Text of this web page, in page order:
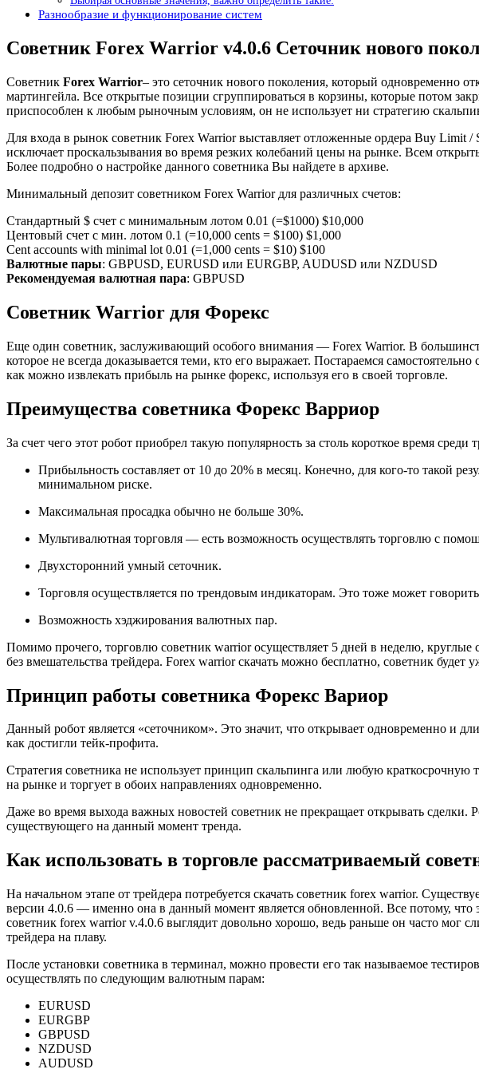
Разнообразие и функционирование систем
Советник Forex Warrior v4.0.6 Сеточник нового
Cоветник Forex Warrior– это сеточник нового поколения, который одновременно
мартингейла. Все открытые позиции сгруппироваться в корзины, которые потом
приспособлен к любым рыночным условиям, он не использует ни стратегию
Для входа в рынок советник Forex Warrior выставляет отложенные ордера Buy Limit
исключает проскальзывания во время резких колебаний цены на рынке. Всем
Более подробно о настройке данного советника Вы найдете в архиве.
Минимальный депозит советником Forex Warrior для различных счетов:
Стандартный $ счет с минимальным лотом 0.01 (=$1000) $10,000
Центовый счет с мин. лотом 0.1 (=10,000 cents = $100) $1,000
Cent accounts with minimal lot 0.01 (=1,000 cents = $10) $100
Валютные пары: GBPUSD, EURUSD или EURGBP, AUDUSD или NZDUSD
Рекомендуемая валютная пара: GBPUSD
Советник Warrior для Форекс
Еще один советник, заслуживающий особого внимания — Forex Warrior. В
которое не всегда доказывается теми, кто его выражает. Постараемся
как можно извлекать прибыль на рынке форекс, используя его в своей торговле.
Преимущества советника Форекс Варриор
За счет чего этот робот приобрел такую популярность за столь короткое время
Прибыльность составляет от 10 до 20% в месяц. Конечно, для кого-то такой
минимальном риске.
Максимальная просадка обычно не больше 30%.
Мультивалютная торговля — есть возможность осуществлять торговлю с
Двухсторонний умный сеточник.
Торговля осуществляется по трендовым индикаторам. Это тоже может
Возможность хэджирования валютных пар.
Помимо прочего, торговлю советник warrior осуществляет 5 дней в неделю, круглые
без вмешательства трейдера. Forex warrior скачать можно бесплатно, советник
Принцип работы советника Форекс Вариор
Данный робот является «сеточником». Это значит, что открывает одновременно и
как достигли тейк-профита.
Стратегия советника не использует принцип скальпинга или любую
на рынке и торгует в обоих направлениях одновременно.
Даже во время выхода важных новостей советник не прекращает открывать сделки.
существующего на данный момент тренда.
Как использовать в торговле рассматриваемый
На начальном этапе от трейдера потребуется скачать советник forex warrior.
версии 4.0.6 — именно она в данный момент является обновленной. Все потому, что
советник forex warrior v.4.0.6 выглядит довольно хорошо, ведь раньше он часто мог
трейдера на плаву.
После установки советника в терминал, можно провести его так называемое
осуществлять по следующим валютным парам:
EURUSD
EURGBP
GBPUSD
NZDUSD
AUDUSD